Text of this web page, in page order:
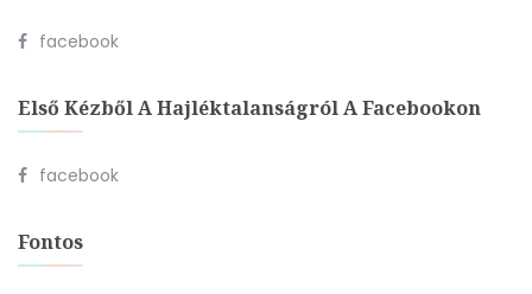
facebook
Első Kézből A Hajléktalanságról A Facebookon
facebook
Fontos